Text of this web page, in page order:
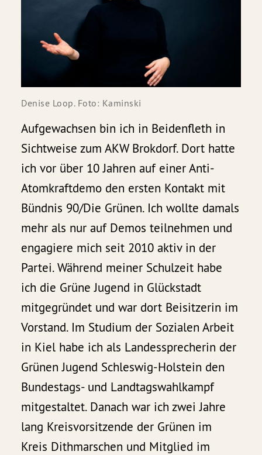
Denise Loop. Foto: Kaminski
Aufgewachsen bin ich in Beidenfleth in
Sichtweise zum AKW Brokdorf. Dort hatte
ich vor über 10 Jahren auf einer Anti-
Atomkraftdemo den ersten Kontakt mit
Bündnis 90/Die Grünen. Ich wollte damals
mehr als nur auf Demos teilnehmen und
engagiere mich seit 2010 aktiv in der
Partei. Während meiner Schulzeit habe
ich die Grüne Jugend in Glückstadt
mitgegründet und war dort Beisitzerin im
Vorstand. Im Studium der Sozialen Arbeit
in Kiel habe ich als Landessprecherin der
Grünen Jugend Schleswig-Holstein den
Bundestags- und Landtagswahlkampf
mitgestaltet. Danach war ich zwei Jahre
lang Kreisvorsitzende der Grünen im
Kreis Dithmarschen und Mitglied im